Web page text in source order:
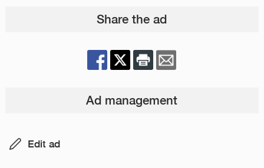
Share the ad
Ad management
Edit ad